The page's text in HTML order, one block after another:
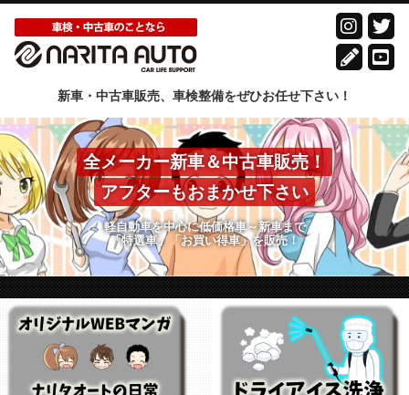
新車・中古車販売、車検整備をぜひお任せ下さい！
全メーカー新車＆中古車販売！
アフターもおまかせ下さい
軽自動車を中心に低価格車～新車まで
「特選車」「お買い得車」を販売！